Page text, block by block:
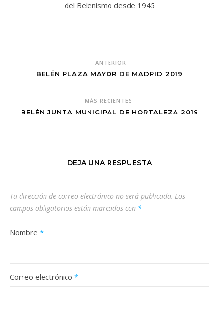
del Belenismo desde 1945
ANTERIOR
BELÉN PLAZA MAYOR DE MADRID 2019
MÁS RECIENTES
BELÉN JUNTA MUNICIPAL DE HORTALEZA 2019
DEJA UNA RESPUESTA
Tu dirección de correo electrónico no será publicada. Los
campos obligatorios están marcados con *
Nombre *
Correo electrónico *